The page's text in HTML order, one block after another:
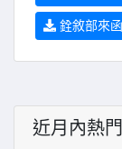
銓敘部來
近月內熱